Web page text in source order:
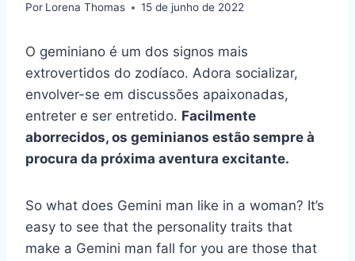
Por Lorena Thomas 15 de junho de 2022
O geminiano é um dos signos mais
extrovertidos do zodíaco. Adora socializar,
envolver-se em discussões apaixonadas,
entreter e ser entretido. Facilmente
aborrecidos, os geminianos estão sempre à
procura da próxima aventura excitante.
So what does Gemini man like in a woman? It’s
easy to see that the personality traits that
make a Gemini man fall for you are those that